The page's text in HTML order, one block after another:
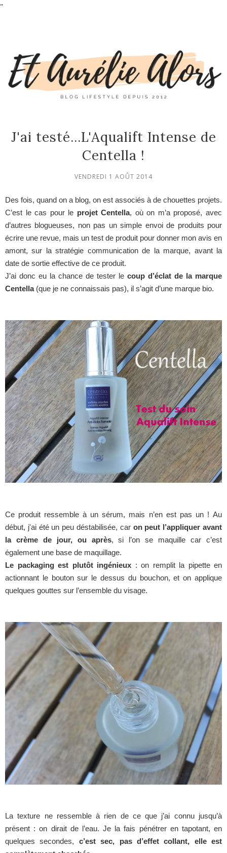
"
J'ai testé...L'Aqualift Intense de
Centella !
VENDREDI 1 AOÛT 2014
Des fois, quand on a blog, on est associés à de chouettes projets.
C’est le cas pour le projet Centella, où on m’a proposé, avec
d’autres blogueuses, non pas un simple envoi de produits pour
écrire une revue, mais un test de produit pour donner mon avis en
amont, sur la stratégie communication de la marque, avant la
date de sortie effective de ce produit.
J’ai donc eu la chance de tester le coup d’éclat de la marque
Centella(que je ne connaissais pas), il s’agit d’une marque bio.
Ce produit ressemble à un sérum, mais n’en est pas un ! Au
début, j'ai été un peu déstabilisée, car on peut l’appliquer avant
la crème de jour, ou après, si l’on se maquille car c’est
également une base de maquillage.
Le packaging est plutôt ingénieux : on remplit la pipette en
actionnant le bouton sur le dessus du bouchon, et on applique
quelques gouttes sur l’ensemble du visage.
La texture ne ressemble à rien de ce que j’ai connu jusqu’à
présent : on dirait de l’eau. Je la fais pénétrer en tapotant, en
quelques secondes, c’est sec, pas d’effet collant, elle est